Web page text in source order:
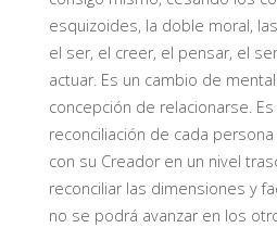
esquizoides, la doble moral,
el ser, el creer, el pensar, el
actuar. Es un cambio de
concepción de relacionarse.
reconciliación de cada
con su Creador en un nivel
reconciliar las dimensiones y
no se podrá avanzar en los